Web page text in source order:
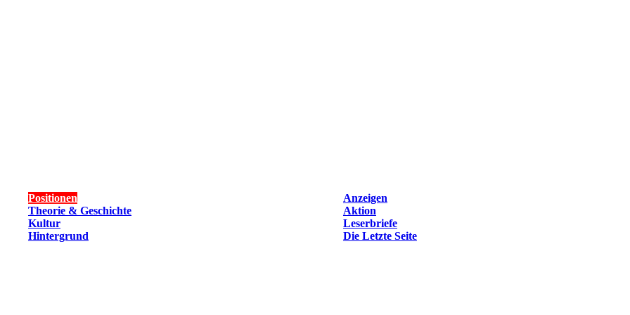
Positionen
Anzeigen
Theorie & Geschichte
Aktion
Kultur
Leserbriefe
Hintergrund Die Letzte Seite